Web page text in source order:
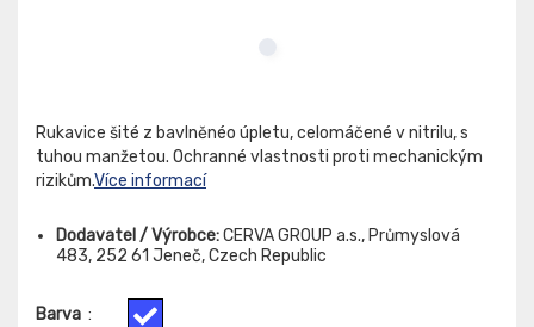
Rukavice šité z bavlněnéo úpletu, celomáčené v nitrilu, s
tuhou manžetou. Ochranné vlastnosti proti mechanickým
rizikům.Více informací
Dodavatel / Výrobce:CERVA GROUP a.s., Průmyslová
483, 252 61 Jeneč, Czech Republic
Barva :